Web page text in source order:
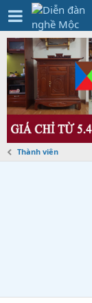
Thành viên